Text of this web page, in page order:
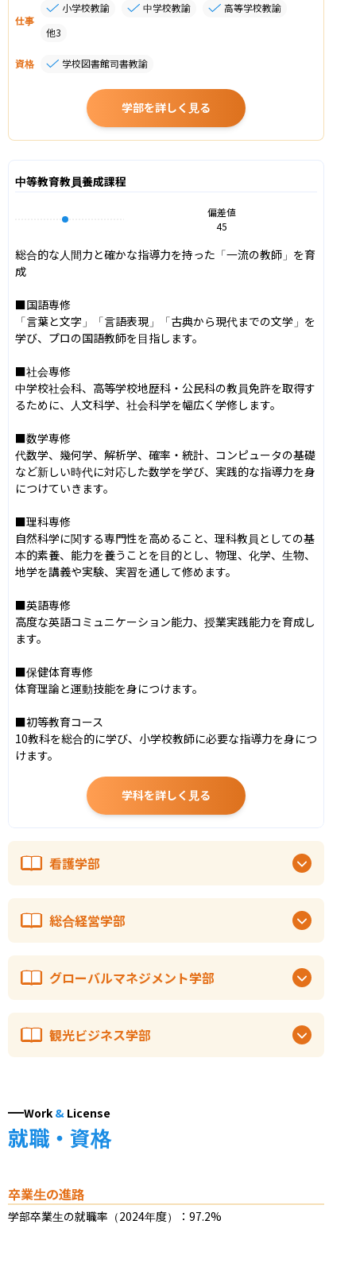
仕事
小学校教諭 中学校教諭
高等学校教諭
他3
資格 学校図書館司書教諭
学部を詳しく見る
中等教育教員養成課程
偏差値
45
総合的な人間力と確かな指導力を持った「一流の教師」を育
成
■国語専修
「言葉と文字」「言語表現」「古典から現代までの文学」を
学び、プロの国語教師を目指します。
■社会専修
中学校社会科、高等学校地歴科・公民科の教員免許を取得す
るために、人文科学、社会科学を幅広く学修します。
■数学専修
代数学、幾何学、解析学、確率・統計、コンピュータの基礎
など新しい時代に対応した数学を学び、実践的な指導力を身
につけていきます。
■理科専修
自然科学に関する専門性を高めること、理科教員としての基
本的素養、能力を養うことを目的とし、物理、化学、生物、
地学を講義や実験、実習を通して修めます。
■英語専修
高度な英語コミュニケーション能力、授業実践能力を育成し
ます。
■保健体育専修
体育理論と運動技能を身につけます。
■初等教育コース
10教科を総合的に学び、小学校教師に必要な指導力を身につ
けます。
学科を詳しく見る
看護学部
総合経営学部
グローバルマネジメント学部
観光ビジネス学部
Work & License
就職・資格
卒業生の進路
学部卒業生の就職率（2024年度）：97.2%